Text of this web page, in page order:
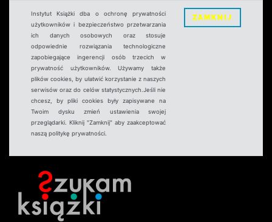
Instytut Książki dba o ochronę prywatności
użytkowników i bezpieczeństwo przetwarzania
ich danych osobowych oraz stosuje
odpowiednie rozwiązania technologiczne
zapobiegające ingerencji osób trzecich w
prywatność użytkowników. Używamy także
plików cookies, by ułatwić korzystanie z naszych
serwisów oraz do celów statystycznych.Jeśli nie
chcesz, by pliki cookies były zapisywane na
Twoim dysku zmień ustawienia swojej
przeglądarki. Kliknij "Zamknij" aby zaakceptować
naszą politykę prywatności.
ZAMKNIJ